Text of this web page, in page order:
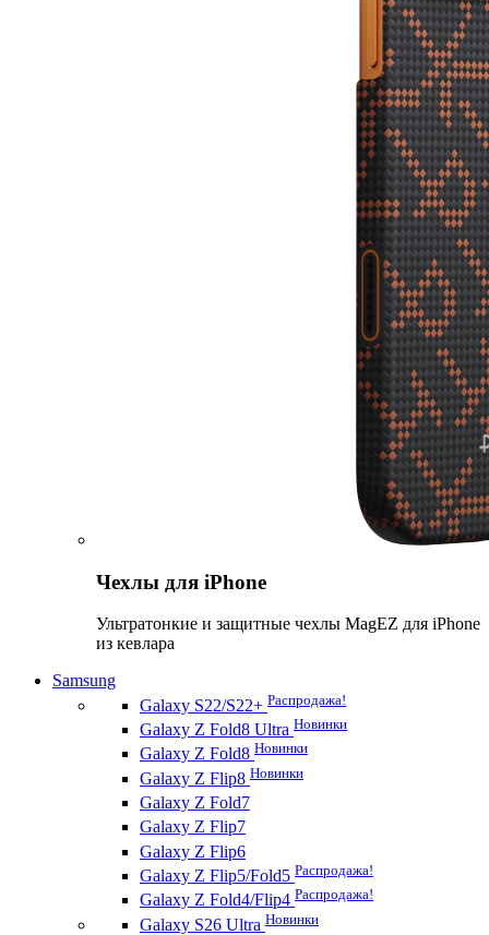
Чехлы для iPhone
Ультратонкие и защитные чехлы MagEZ для iPhone
из кевлара
Samsung
Galaxy S22/S22+ Распродажа!
Galaxy Z Fold8 Ultra Новинки
Galaxy Z Fold8 Новинки
Galaxy Z Flip8 Новинки
Galaxy Z Fold7
Galaxy Z Flip7
Galaxy Z Flip6
Galaxy Z Flip5/Fold5 Распродажа!
Galaxy Z Fold4/Flip4 Распродажа!
Galaxy S26 Ultra Новинки